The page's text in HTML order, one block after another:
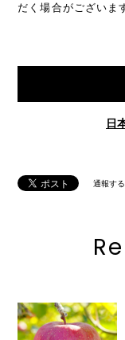
だく場合がございま
日
通報する